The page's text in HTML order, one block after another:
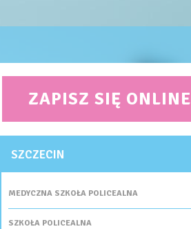
ZAPISZ SIĘ ONLINE
SZCZECIN
MEDYCZNA SZKOŁA POLICEALNA
SZKOŁA POLICEALNA